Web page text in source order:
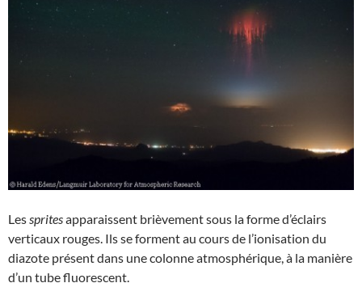
Les spritesapparaissent brièvement sous la forme d’éclairs
verticaux rouges. Ils se forment au cours de l’ionisation du
diazote présent dans une colonne atmosphérique, à la manière
d’un tube fluorescent.